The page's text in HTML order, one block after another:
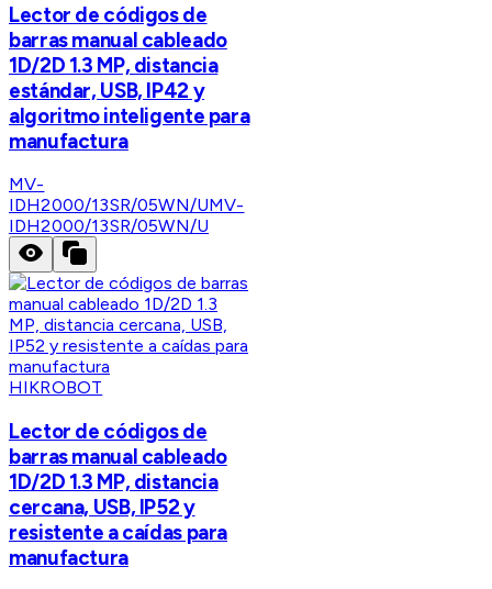
Lector de códigos de
barras manual cableado
1D/2D 1.3 MP, distancia
estándar, USB, IP42 y
algoritmo inteligente para
manufactura
MV-
IDH2000/13SR/05WN/UMV-
IDH2000/13SR/05WN/U
HIKROBOT
Lector de códigos de
barras manual cableado
1D/2D 1.3 MP, distancia
cercana, USB, IP52 y
resistente a caídas para
manufactura